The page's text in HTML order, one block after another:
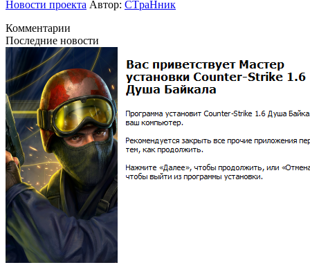
Новости проекта Автор: CTpaНник
Комментарии
Последние новости